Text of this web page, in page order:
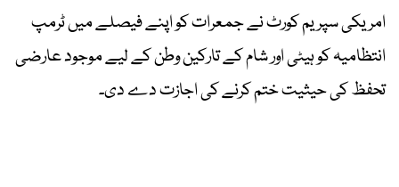
امریکی سپریم کورٹ نے جمعرات کو اپنے فیصلے میں ٹرمپ
انتظامیہ کو ہیٹی اور شام کے تارکین وطن کے لیے موجود عارضی
تحفظ کی حیثیت ختم کرنے کی اجازت دے دی۔